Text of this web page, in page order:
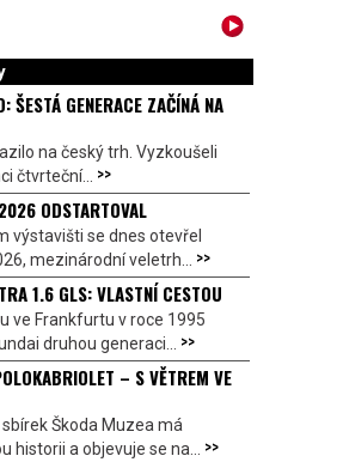
ŠESTÁ GENERACE ZAČÍNÁ NA
na český trh. Vyzkoušeli
čtvrteční... >>
ODSTARTOVAL
výstavišti se dnes otevřel
mezinárodní veletrh... >>
1.6 GLS: VLASTNÍ CESTOU
ve Frankfurtu v roce 1995
druhou generaci... >>
– S VĚTREM VE
Škoda Muzea má
historii a objevuje se na... >>